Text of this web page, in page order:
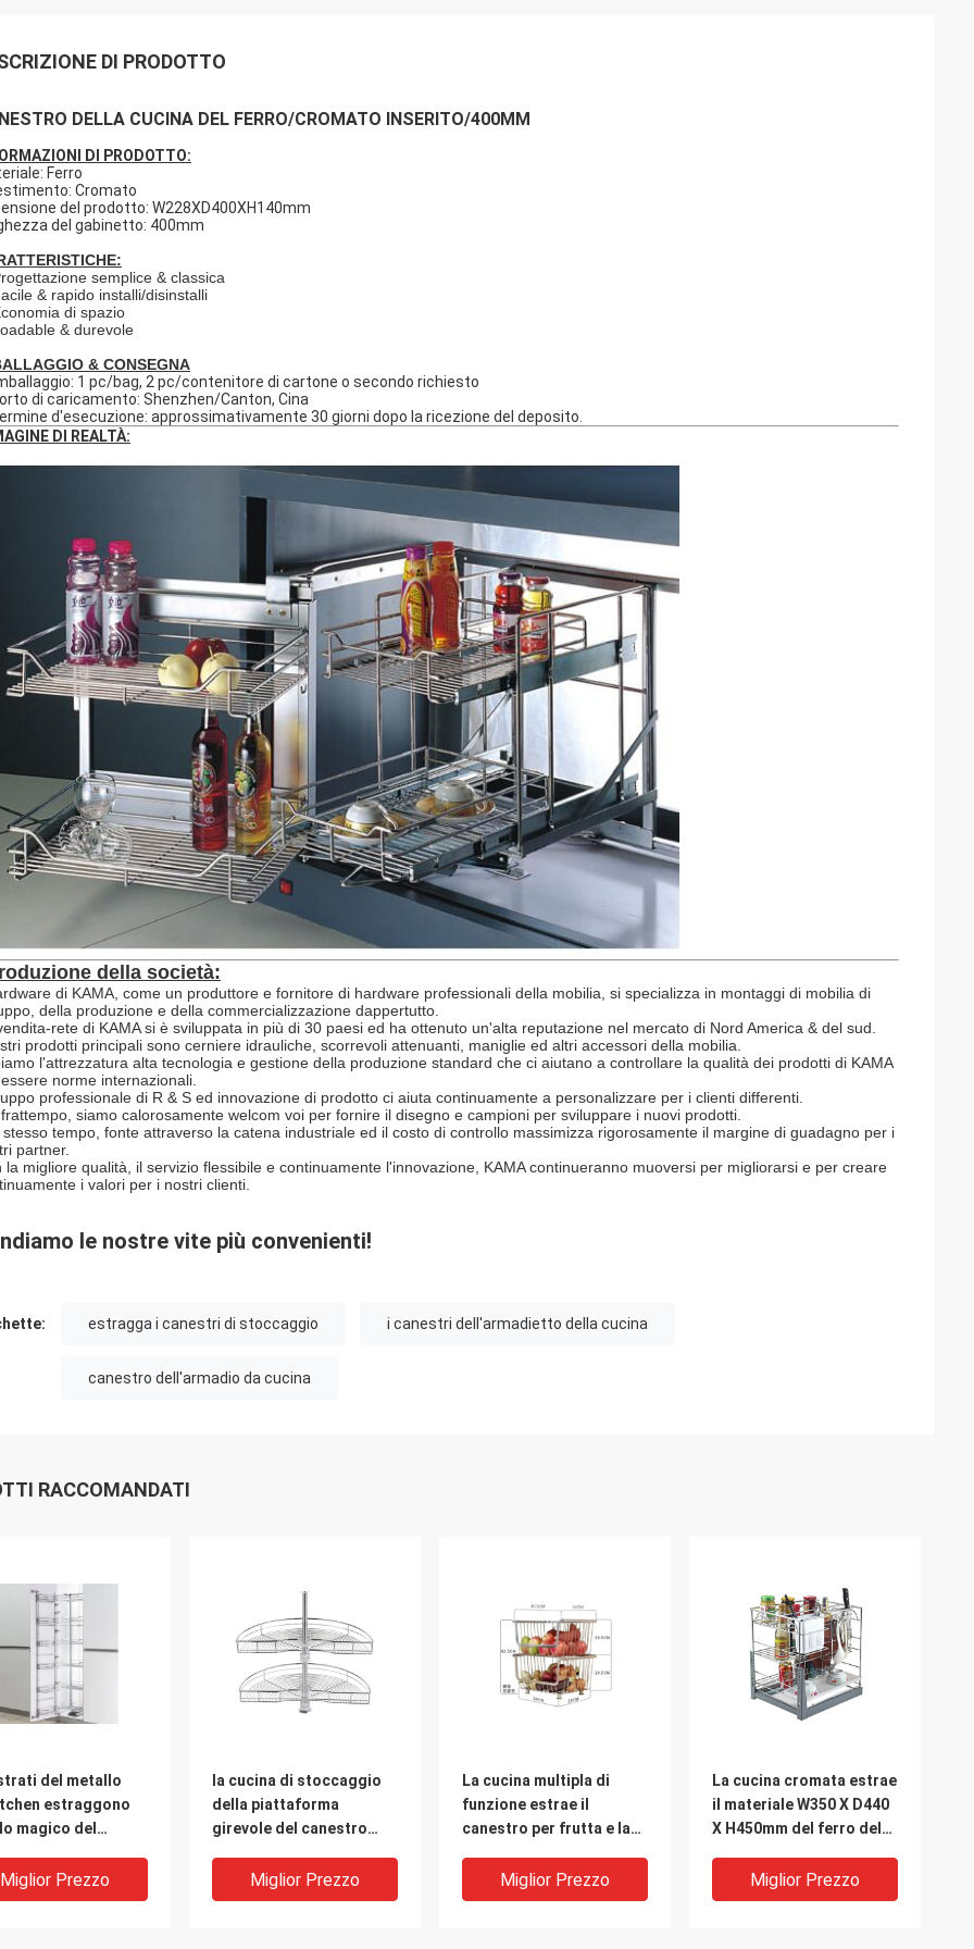
DI PRODOTTO
DELLA CUCINA DEL FERRO/CROMATO INSERITO/400MM
DI PRODOTTO:
Ferro
Cromato
del prodotto: W228XD400XH140mm
del gabinetto: 400mm
semplice & classica
& rapido installi/disinstalli
di spazio
& durevole
& CONSEGNA
1 pc/bag, 2 pc/contenitore di cartone o secondo richiesto
di caricamento: Shenzhen/Canton, Cina
d'esecuzione: approssimativamente 30 giorni dopo la ricezione del deposito.
DI REALTÀ:
della società:
di KAMA, come un produttore e fornitore di hardware professionali della mobilia, si specializza in montaggi di mobilia di
della produzione e della commercializzazione dappertutto.
rete di KAMA si è sviluppata in più di 30 paesi ed ha ottenuto un'alta reputazione nel mercato di Nord America & del sud.
prodotti principali sono cerniere idrauliche, scorrevoli attenuanti, maniglie ed altri accessori della mobilia.
l'attrezzatura alta tecnologia e gestione della produzione standard che ci aiutano a controllare la qualità dei prodotti di KAMA
norme internazionali.
professionale di R & S ed innovazione di prodotto ci aiuta continuamente a personalizzare per i clienti differenti.
siamo calorosamente welcom voi per fornire il disegno e campioni per sviluppare i nuovi prodotti.
stesso tempo, fonte attraverso la catena industriale ed il costo di controllo massimizza rigorosamente il margine di guadagno per i
partner.
la migliore qualità, il servizio flessibile e continuamente l'innovazione, KAMA continueranno muoversi per migliorarsi e per creare
i valori per i nostri clienti.
le nostre vite più convenienti!
estragga i canestri di stoccaggio i canestri dell'armadietto della cucina
canestro dell'armadio da cucina
RACCOMANDATI
del metallo
estraggono
magico del
il grande
Miglior Prezzo
la cucina di stoccaggio
della piattaforma
girevole del canestro
180 gradi estrae il
canestro per la cucina
Miglior Prezzo
La cucina multipla di
funzione estrae il
canestro per frutta e la
stratoMiglior Prezzo
La cucina cromata estrae
il materiale W350 X D440
X H450mm del ferro del
Miglior Prezzo